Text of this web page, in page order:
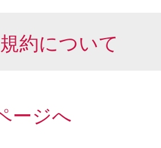
約について
ージへ